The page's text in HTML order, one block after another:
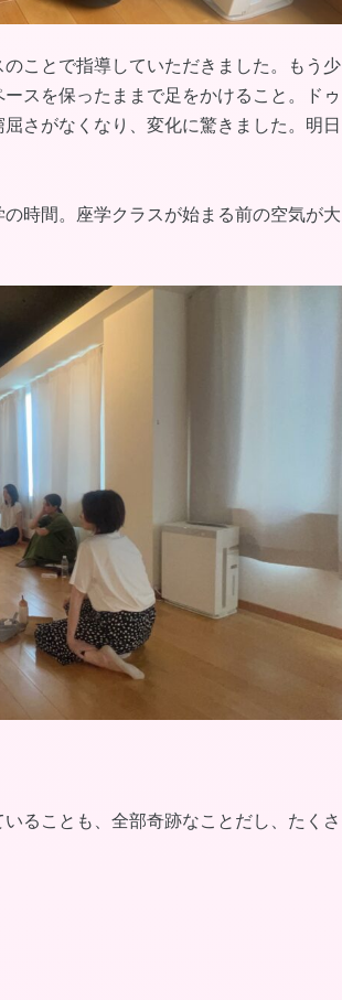
ことで指導していただきました。もう少
スを保ったままで足をかけること。ドゥ
さがなくなり、変化に驚きました。明日
時間。座学クラスが始まる前の空気が大
ることも、全部奇跡なことだし、たくさ